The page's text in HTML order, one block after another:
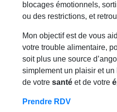
blocages émotionnels,
ou des restrictions, et
Mon objectif est de vous
votre trouble alimentaire,
soit plus une source
simplement un plaisir et
de votre santé et de votre
Prendre RDV